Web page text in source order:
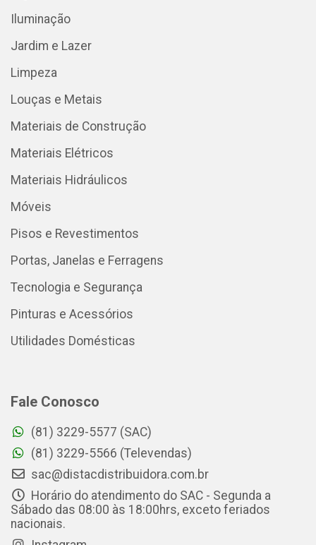
Iluminação
Jardim e Lazer
Limpeza
Louças e Metais
Materiais de Construção
Materiais Elétricos
Materiais Hidráulicos
Móveis
Pisos e Revestimentos
Portas, Janelas e Ferragens
Tecnologia e Segurança
Pinturas e Acessórios
Utilidades Domésticas
Fale Conosco
(81) 3229-5577 (SAC)
(81) 3229-5566 (Televendas)
sac@distacdistribuidora.com.br
Horário do atendimento do SAC - Segunda a
Sábado das 08:00 às 18:00hrs, exceto feriados
nacionais.